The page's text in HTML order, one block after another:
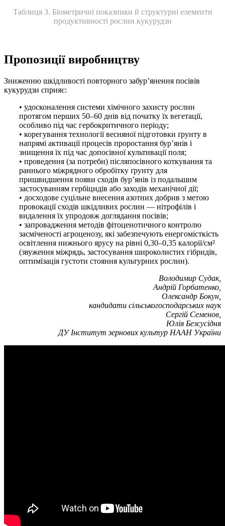
Таблиця 3. Біометричні показники й структурні елементи
продуктивності рослин кукурудзи
Пропозиції виробництву
Зниженню шкідливості повторного забур’янення посівів
кукурудзи сприяє:
• удосконалення системи хімічного захисту рослин
протягом перших 50–60 днів від початку їх вегетації,
особливо під час гербокритичного періоду;
• корегування технології весняної підготовки ґрунту в
напрямі активації процесів проростання бур’янів і
знищення їх під час допосівної культивації поля;
• проведення (за потреби) післяпосівного коткування та
раннього міжрядного обробітку ґрунту для
пришвидшення появи сходів бур’янів із подальшим
застосуванням гербіцидів або заходів механічної дії;
• досходове суцільне внесення азотних добрив з метою
провокації сходів шкідливих рослин — нітрофілів і
видалення їх упродовж доглядання посівів;
• запровадження методів фітоценотичного контролю
засміченості агроценозу, які забезпечують енергомісткість
освітлення нижнього ярусу на рівні 0,30–0,35 калорії/см²
(звуження міжрядь, застосування широколистих гібридів,
оптимізація густоти стояння культурних рослин).
Володимир Судак,
Андрій Горбатенко,
Олександр Бокун,
кандидати сільськогосподарських наук
Сергій Семенов,
Юлія Безсусідня
ДУ Інститут зернових культур НААН України